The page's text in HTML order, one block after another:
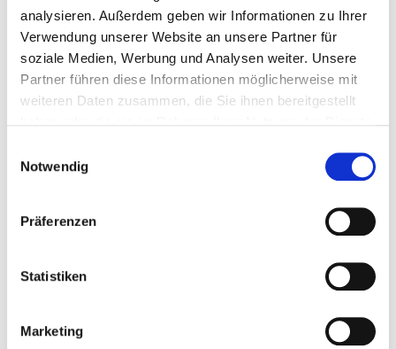
analysieren. Außerdem geben wir Informationen zu Ihrer
Verwendung unserer Website an unsere Partner für
soziale Medien, Werbung und Analysen weiter. Unsere
Partner führen diese Informationen möglicherweise mit
weiteren Daten zusammen, die Sie ihnen bereitgestellt
Notwendig
Präferenzen
Statistiken
Marketing
Mehr erfahren
13. Juli 2013